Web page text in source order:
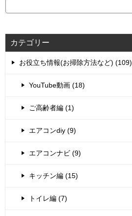
カテゴリー
お役立ち情報(お掃除方法など) (109)
YouTube動画 (18)
ご高齢者編 (1)
エアコンdiy (9)
エアコンナビ (9)
キッチン編 (15)
トイレ編 (7)